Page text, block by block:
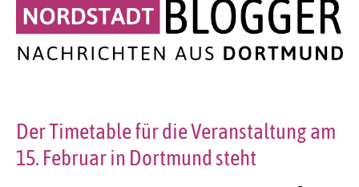
Der Timetable für die Veranstaltung am
15. Februar in Dortmund steht